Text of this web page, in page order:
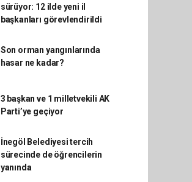
sürüyor: 12 ilde yeni il
başkanları görevlendirildi
Son orman yangınlarında
hasar ne kadar?
3 başkan ve 1 milletvekili AK
Parti’ye geçiyor
İnegöl Belediyesi tercih
sürecinde de öğrencilerin
yanında